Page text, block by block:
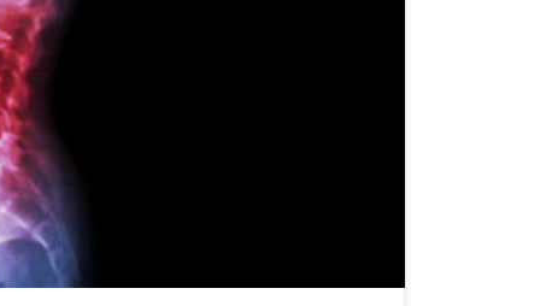
kręgosłupa oznacza dyskomfort oraz bóle
mogą zostać przypisane żadnej klarownej i
od lokalizacji można ograniczyć
piersiowy bądź lędźwiowy kręgosłupa. O tym,
jako przewlekły, decyduje okres, w […]